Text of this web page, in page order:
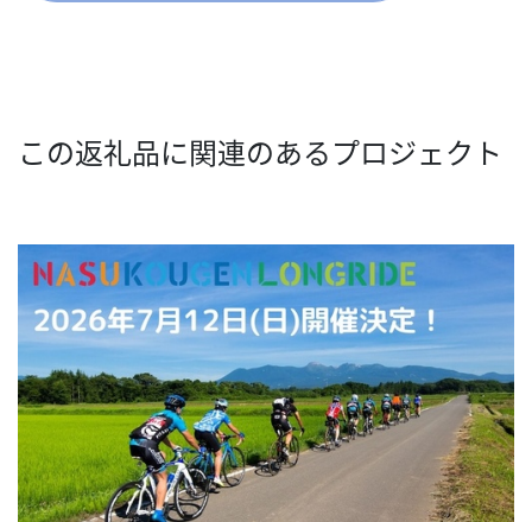
この返礼品に関連のあるプロジェクト